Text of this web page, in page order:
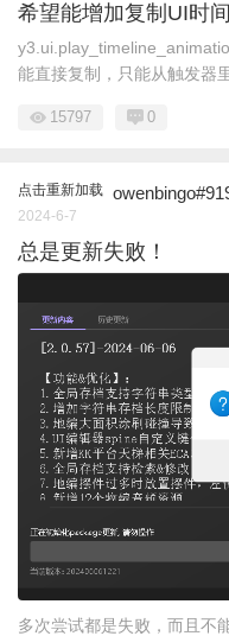
希望能增加复制UI时
能直接复制，只能从触发器
15797 0
点击重新加载
2024-6-7
总是更新失败！
多次尝试都是失败，而且不